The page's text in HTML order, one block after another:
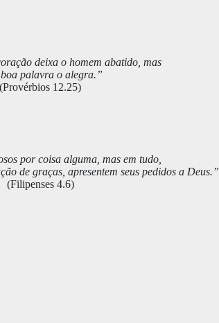
deixa o homem abatido, mas
palavra o alegra.”
(Provérbios 12.25)
por coisa alguma, mas em tudo,
de graças, apresentem seus pedidos a Deus.”
(Filipenses 4.6)